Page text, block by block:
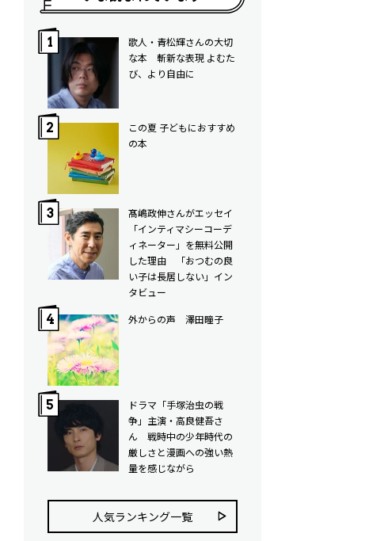
歌人・青松輝さんの大切
な本 斬新な表現 よむた
び、より自由に
この夏 子どもにおすすめ
の本
髙嶋政伸さんがエッセイ
「インティマシーコーデ
ィネーター」を無料公開
した理由 「おつむの良
い子は長居しない」イン
タビュー
外からの声 澤田瞳子
ドラマ「手塚治虫の戦
争」主演・高良健吾さ
ん 戦時中の少年時代の
厳しさと漫画への強い熱
量を感じながら
人気ランキング⼀覧